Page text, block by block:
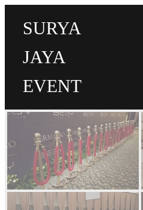
SURYA
JAYA
EVENT